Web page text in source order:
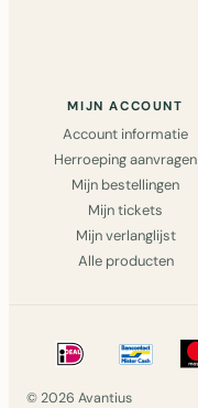
MIJN ACCOUNT
Account informatie
Herroeping aanvragen
Mijn bestellingen
Mijn tickets
Mijn verlanglijst
Alle producten
© 2026 Avantius